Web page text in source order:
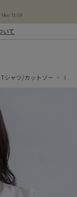
いて
Tシャツ/カットソー レ